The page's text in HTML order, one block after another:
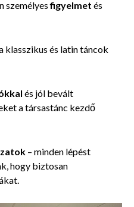
személyesfigyelmet és
klasszikus és latin táncok
és jól bevált
a társastánc kezdő
– minden lépést
hogy biztosan